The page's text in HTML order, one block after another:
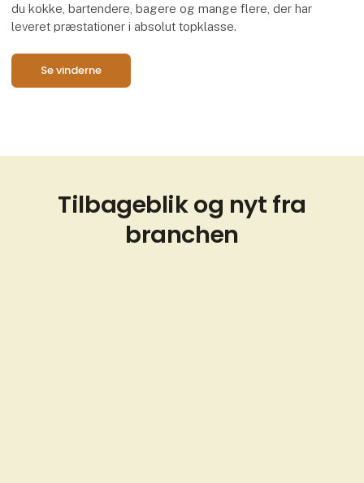
du kokke, bartendere, bagere og mange flere, der har
leveret præstationer i absolut topklasse.
Se vinderne
Tilbageblik og nyt fra
branchen